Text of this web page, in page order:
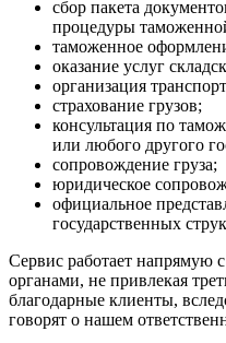
сбор пакета
процедуры
таможенное
оказание услуг
организация
страхование грузов;
консультация по
или любого другого
сопровождение груза;
юридическое
официальное
государственных
Сервис работает напрямую
органами, не привлекая
благодарные клиенты,
говорят о нашем